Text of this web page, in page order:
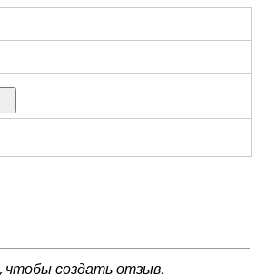
чтобы создать отзыв.